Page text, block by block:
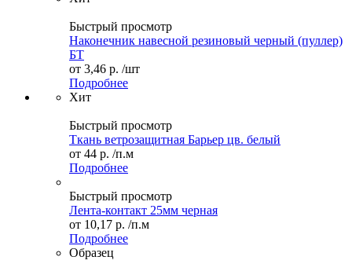
Быстрый просмотр
Наконечник навесной резиновый черный (пуллер)
БТ
от 3,46 р. /шт
Подробнее
Хит
Быстрый просмотр
Ткань ветрозащитная Барьер цв. белый
от 44 р. /п.м
Подробнее
Быстрый просмотр
Лента-контакт 25мм черная
от 10,17 р. /п.м
Подробнее
Образец